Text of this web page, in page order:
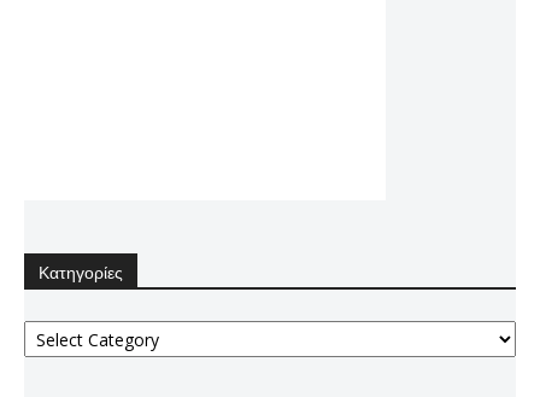
Κατηγορίες
Κατηγορίες